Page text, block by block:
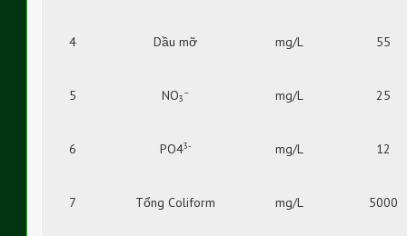
4 Dầu mỡ mg/L 55
5 NO3
– mg/L 25
6 PO43- mg/L 12
7 Tổng Coliform mg/L 5000